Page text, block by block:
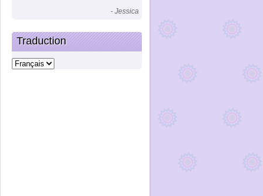
- Jessica
Traduction